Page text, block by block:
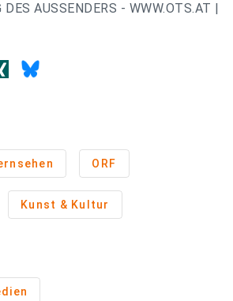
DES AUSSENDERS - WWW.OTS.AT |
ORF
Kunst & Kultur